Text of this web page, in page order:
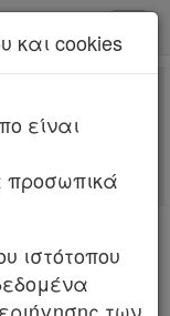
Περισσότερα
από το
του Δήμου
και cookies
είναι
προσωπικά
ιστότοπου